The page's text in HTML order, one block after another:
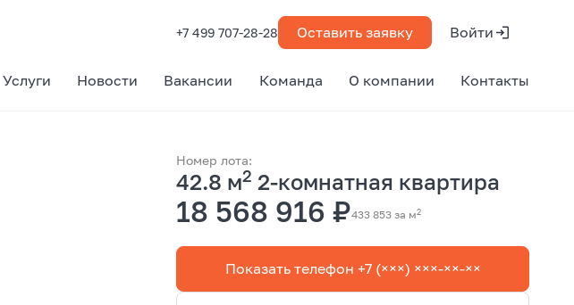
+7 499 707-28-28 Оставить заявку Войти
Услуги Новости Вакансии Команда О компании Контакты
Номер лота:
42.8 м2 2-комнатная квартира
18 568 916 ₽433 853 за м2
Показать телефон +7 (×××) ×××-××-××